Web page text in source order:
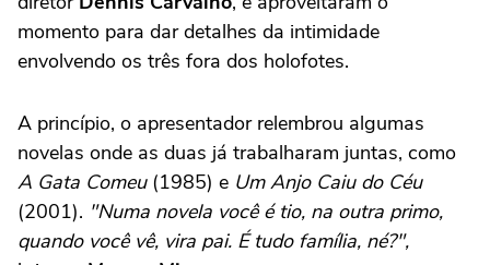
momento para dar detalhes da intimidade
envolvendo os três fora dos holofotes.
A princípio, o apresentador relembrou algumas
novelas onde as duas já trabalharam juntas, como
A Gata Comeu(1985) e Um Anjo Caiu do Céu
(2001). "Numa novela você é tio, na outra primo,
quando você vê, vira pai. É tudo família, né?",